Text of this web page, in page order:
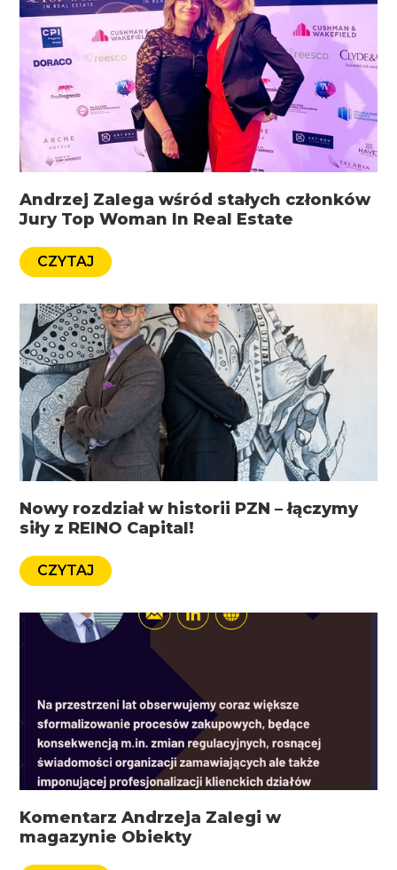
Andrzej Zalega wśród stałych członków
Jury Top Woman In Real Estate
CZYTAJ
Nowy rozdział w historii PZN – łączymy
siły z REINO Capital!
CZYTAJ
Komentarz Andrzeja Zalegi w
magazynie Obiekty